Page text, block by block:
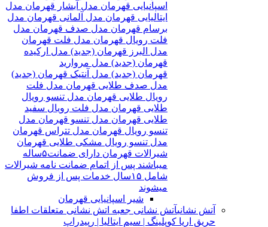
اسپانیایی قهرمان مدل آبشار قهرمان مدل
ایتالیایی قهرمان مدل آلمانی قهرمان مدل
برسام قهرمان مدل صدف قهرمان مدل
فلت رویال قهرمان مدل فلت قهرمان
مدل البرز قهرمان (جدید) مدل ارکیده
قهرمان (جدید) مدل مروارید
قهرمان (جدید) مدل آنتیک قهرمان (جدید)
مدل صدف طلایی قهرمان مدل فلت
رویال طلایی قهرمان مدل تنسو رویال
طلایی قهرمان مدل فلت رویال سفید
طلایی قهرمان مدل تنسو قهرمان مدل
تنسو رویال قهرمان مدل تتراس قهرمان
مدل تنسو رویال مشکی طلایی قهرمان
شیرالات قهرمان دارای ضمانت۵ساله
میباشند پس از اتمام ضمانت نامه شیرالات
شامل ۱۵سال خدمات پس از فروش
میشوند
شیر اسپانیایی قهرمان
آتش نشانیآتش نشانی جعبه اتش نشانی متعلقات اطفا
حریق اریا کوپلینگ | سیم ایتالیا | رپیدراپ